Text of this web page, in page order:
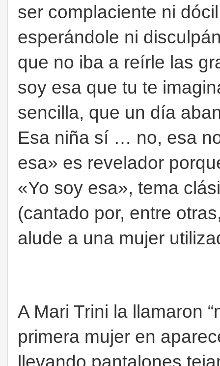
ser complaciente ni
esperándole ni
que no iba a reírle las
soy esa que tu te
sencilla, que un día
Esa niña sí … no, esa
esa» es revelador
«Yo soy esa», tema
(cantado por, entre
alude a una mujer
A Mari Trini la llamaron
primera mujer en
llevando pantalones